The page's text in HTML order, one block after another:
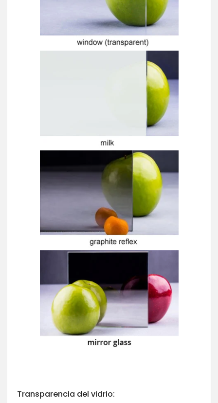
Transparencia del vidrio: